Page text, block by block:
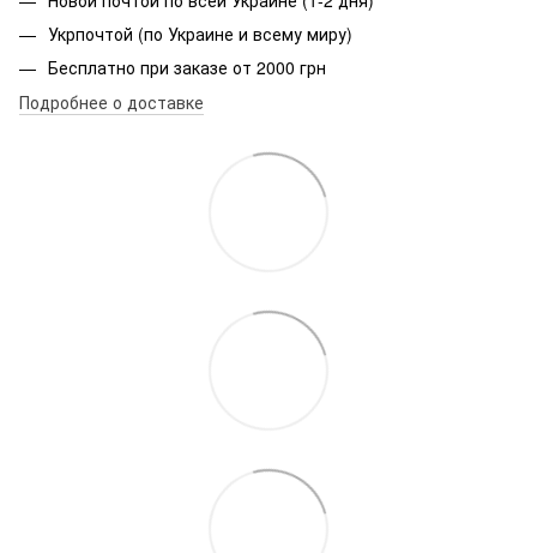
Укрпочтой (по Украине и всему миру)
Бесплатно при заказе от 2000 грн
Подробнее о доставке